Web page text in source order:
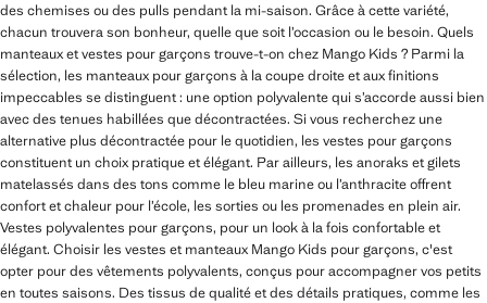
des chemises ou des pulls pendant la mi-saison. Grâce à cette variété,
chacun trouvera son bonheur, quelle que soit l’occasion ou le besoin. Quels
manteaux et vestes pour garçons trouve-t-on chez Mango Kids ? Parmi la
sélection, les manteaux pour garçons à la coupe droite et aux finitions
impeccables se distinguent : une option polyvalente qui s’accorde aussi bien
avec des tenues habillées que décontractées. Si vous recherchez une
alternative plus décontractée pour le quotidien, les vestes pour garçons
constituent un choix pratique et élégant. Par ailleurs, les anoraks et gilets
matelassés dans des tons comme le bleu marine ou l’anthracite offrent
confort et chaleur pour l’école, les sorties ou les promenades en plein air.
Vestes polyvalentes pour garçons, pour un look à la fois confortable et
élégant. Choisir les vestes et manteaux Mango Kids pour garçons, c'est
opter pour des vêtements polyvalents, conçus pour accompagner vos petits
en toutes saisons. Des tissus de qualité et des détails pratiques, comme les